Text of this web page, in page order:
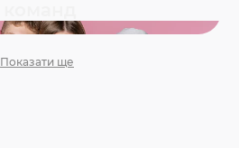
Показати ще